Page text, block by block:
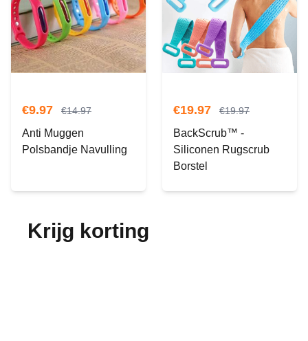
€9.97 €14.97
Anti Muggen
Polsbandje Navulling
€19.97 €19.97
BackScrub™ -
Siliconen Rugscrub
Borstel
Krijg korting